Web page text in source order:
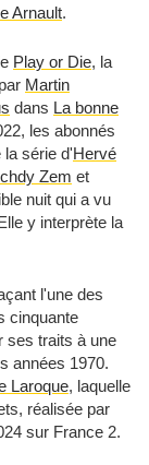
Arnault.
Play or Die, la
Martin
dans La bonne
les abonnés
la série d'Hervé
Zem et
nuit qui a vu
y interprète la
l'une des
cinquante
ses traits à une
années 1970.
Laroque, laquelle
réalisée par
sur France 2.